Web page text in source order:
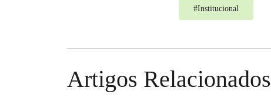
#Institucional
Artigos Relacionados